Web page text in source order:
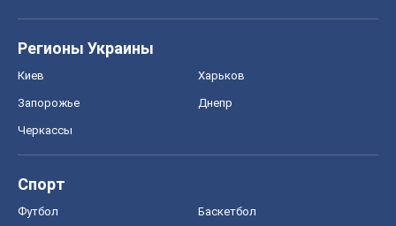
Регионы Украины
Киев Харьков
Запорожье Днепр
Черкассы
Спорт
Футбол Баскетбол